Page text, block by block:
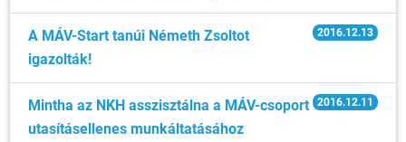
2016.12.13
A MÁV-Start tanúi Németh Zsoltot
igazolták!
2016.12.11
Mintha az NKH asszisztálna a MÁV-csoport
utasításellenes munkáltatásához